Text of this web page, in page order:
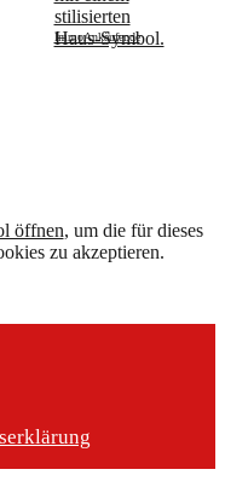
ImmoAnkäufer.de
öffnen, um die für dieses
zu akzeptieren.